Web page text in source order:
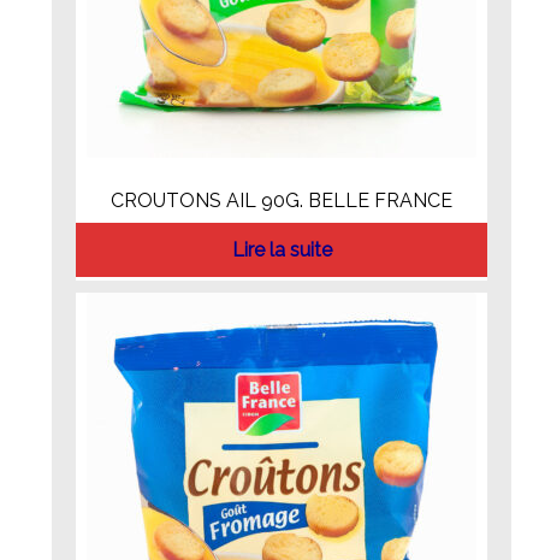
CROUTONS AIL 90G. BELLE FRANCE
Lire la suite